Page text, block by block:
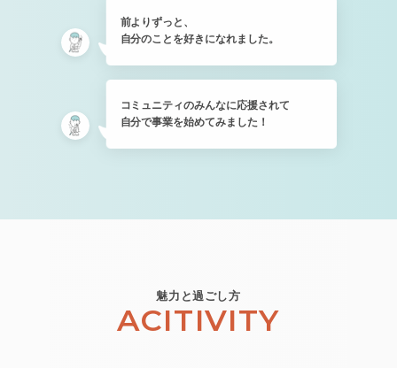
前よりずっと、
自分のことを好きになれました。
コミュニティのみんなに応援されて
自分で事業を始めてみました！
魅力と過ごし方
ACITIVITY